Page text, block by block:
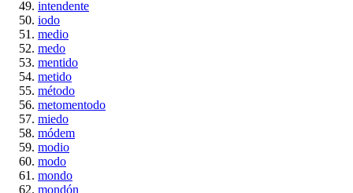
intendente
iodo
medio
medo
mentido
metido
método
metomentodo
miedo
módem
modio
modo
mondo
mondón